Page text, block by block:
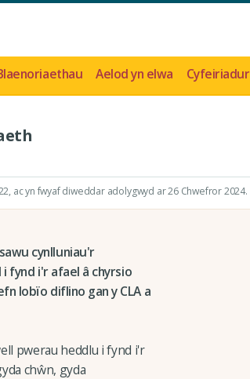
Aelod yn elwa Cyfeiriadur
, ac yn fwyaf diweddar adolygwyd ar 26 Chwefror 2024.
cynlluniau'r
fynd i'r afael â chyrsio
lobïo diflino gan y CLA a
pwerau heddlu i fynd i'r
chŵn, gyda